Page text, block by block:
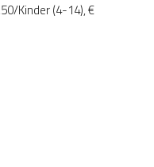
Kinder (4-14), €